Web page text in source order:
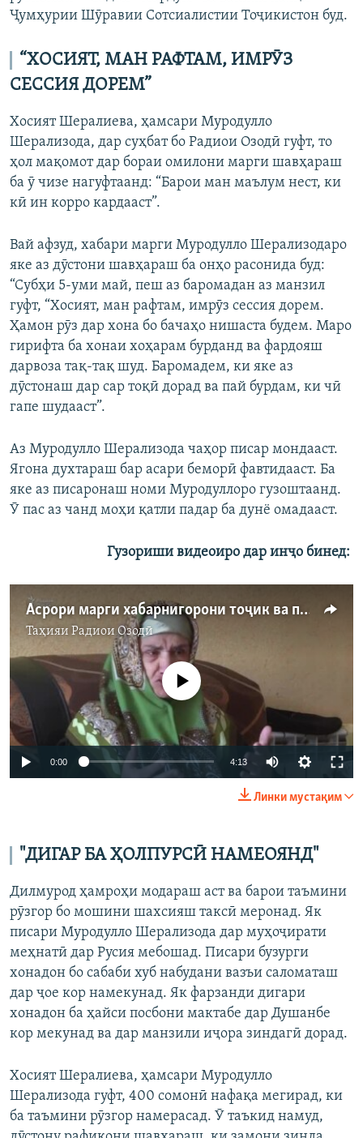
Ҷумҳурии Шӯравии Сотсиалистии Тоҷикистон буд.
“ХОСИЯТ, МАН РАФТАМ, ИМРӮЗ
СЕССИЯ ДОРЕМ”
Хосият Шералиева, ҳамсари Муродулло
Шерализода, дар суҳбат бо Радиои Озодӣ гуфт, то
ҳол мақомот дар бораи омилони марги шавҳараш
ба ӯ чизе нагуфтаанд: “Барои ман маълум нест, ки
кӣ ин корро кардааст”.
Вай афзуд, хабари марги Муродулло Шерализодаро
яке аз дӯстони шавҳараш ба онҳо расонида буд:
“Субҳи 5-уми май, пеш аз баромадан аз манзил
гуфт, “Хосият, ман рафтам, имрӯз сессия дорем.
Ҳамон рӯз дар хона бо бачаҳо нишаста будем. Маро
гирифта ба хонаи хоҳарам бурданд ва фардояш
дарвоза тақ-тақ шуд. Баромадем, ки яке аз
дӯстонаш дар сар тоқӣ дорад ва пай бурдам, ки чӣ
гапе шудааст”.
Аз Муродулло Шерализода чаҳор писар мондааст.
Ягона духтараш бар асари беморӣ фавтидааст. Ба
яке аз писаронаш номи Муродуллоро гузоштаанд.
Ӯ пас аз чанд моҳи қатли падар ба дунё омадааст.
Гузориши видеоиро дар инҷо бинед:
Асрори марги хабарнигорони тоҷик ва пайвандони мунтазири адолат
Таҳияи Радиои Озодӣ
Феълан кор намекунад
0:00 4:13
Линки мустақим
"ДИГАР БА ҲОЛПУРСӢ НАМЕОЯНД"
Дилмурод ҳамроҳи модараш аст ва барои таъмини
рӯзгор бо мошини шахсияш таксӣ меронад. Як
писари Муродулло Шерализода дар муҳоҷирати
меҳнатӣ дар Русия мебошад. Писари бузурги
хонадон бо сабаби хуб набудани вазъи саломаташ
дар ҷое кор намекунад. Як фарзанди дигари
хонадон ба ҳайси посбони мактабе дар Душанбе
кор мекунад ва дар манзили иҷора зиндагӣ дорад.
Хосият Шералиева, ҳамсари Муродулло
Шерализода гуфт, 400 сомонӣ нафақа мегирад, ки
ба таъмини рӯзгор намерасад. Ӯ таъкид намуд,